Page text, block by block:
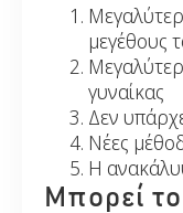
μεγέθους
γυναίκας
Δεν
Νέες
Η
Μπορεί